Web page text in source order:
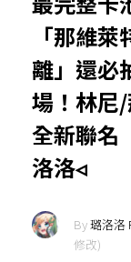
「那維
離」還必
場！林尼
全新聯名
洛洛◃
By璐洛洛
修改)